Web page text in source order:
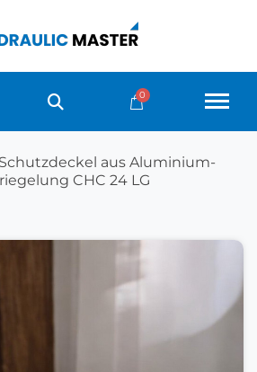
aus Aluminium-
CHC 24 LG